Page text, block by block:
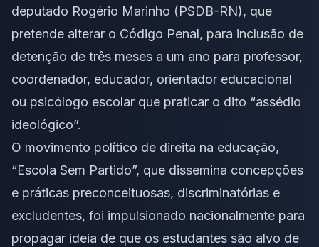
deputado Rogério Marinho (PSDB-RN), que
pretende alterar o Código Penal, para inclusão de
detenção de três meses a um ano para professor,
coordenador, educador, orientador educacional
ou psicólogo escolar que praticar o dito “assédio
ideológico”.
O movimento político de direita na educação,
“Escola Sem Partido”, que dissemina concepções
e práticas preconceituosas, discriminatórias e
excludentes, foi impulsionado nacionalmente para
propagar ideia de que os estudantes são alvo de